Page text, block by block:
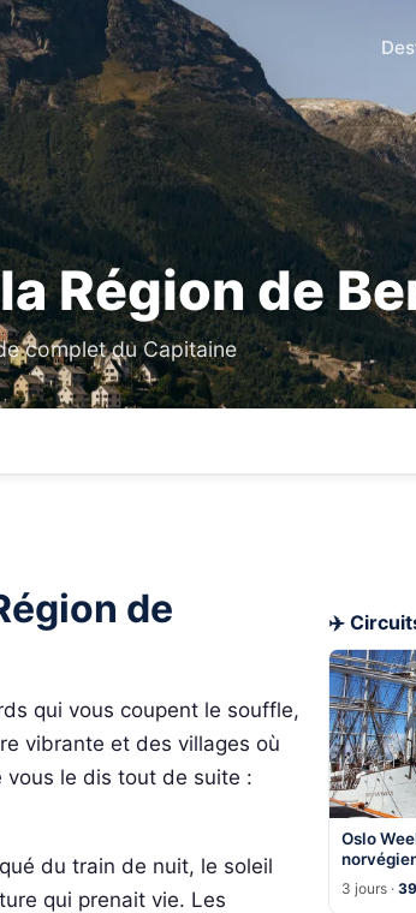
Région de
complet du Capitaine
de
qui vous coupent le souffle,
vibrante et des villages où
vous le dis tout de suite :
du train de nuit, le soleil
qui prenait vie. Les
✈️
Oslo
3 jours ·